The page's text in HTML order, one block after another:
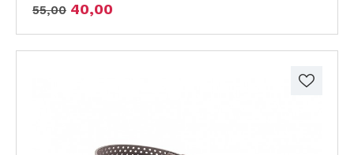
55,00 40,00